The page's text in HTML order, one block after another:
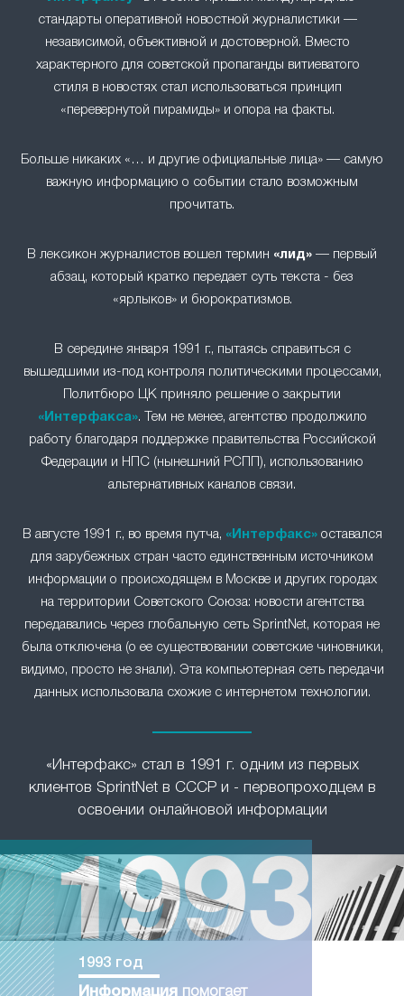
стандарты оперативной новостной журналистики —
независимой, объективной и достоверной. Вместо
характерного для советской пропаганды витиеватого
стиля в новостях стал использоваться принцип
«перевернутой пирамиды» и опора на факты.
Больше никаких «… и другие официальные лица» — самую
важную информацию о событии стало возможным
прочитать.
В лексикон журналистов вошел термин «лид» — первый
абзац, который кратко передает суть текста - без
«ярлыков» и бюрократизмов.
В середине января 1991 г., пытаясь справиться с
вышедшими из-под контроля политическими процессами,
Политбюро ЦК приняло решение о закрытии
«Интерфакса». Тем не менее, агентство продолжило
работу благодаря поддержке правительства Российской
Федерации и НПС (нынешний РСПП), использованию
альтернативных каналов связи.
В августе 1991 г., во время путча, «Интерфакс»оставался
для зарубежных стран часто единственным источником
информации о происходящем в Москве и других городах
на территории Советского Союза: новости агентства
передавались через глобальную сеть SprintNet, которая не
была отключена (о ее существовании советские чиновники,
видимо, просто не знали). Эта компьютерная сеть передачи
данных использовала схожие с интернетом технологии.
«Интерфакс» стал в 1991 г. одним из первых
клиентов SprintNet в СССР и - первопроходцем в
освоении онлайновой информации
1993 год
Информация помогает